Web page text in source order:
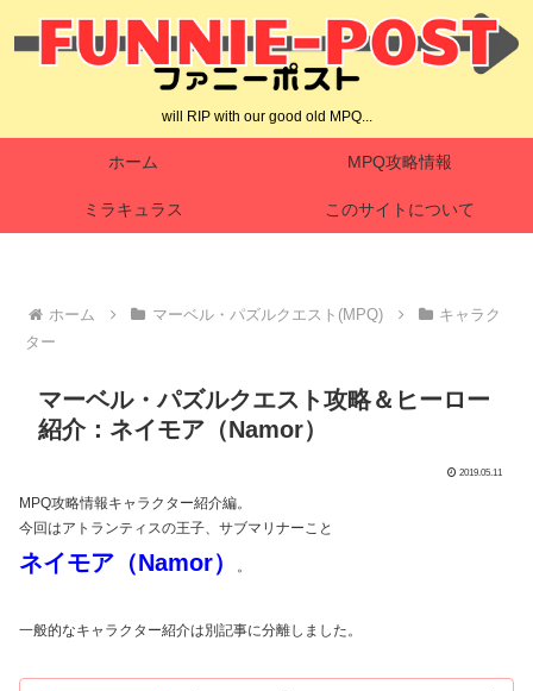
will RIP with our good old MPQ...
ホーム MPQ攻略情報
ミラキュラス このサイトについて
ホーム マーベル・パズルクエスト(MPQ)
キャラク
ター
マーベル・パズルクエスト攻略＆ヒーロー
紹介：ネイモア（Namor）
2019.05.11
MPQ攻略情報キャラクター紹介編。
今回はアトランティスの王子、サブマリナーこと
ネイモア（Namor） 。
一般的なキャラクター紹介は別記事に分離しました。